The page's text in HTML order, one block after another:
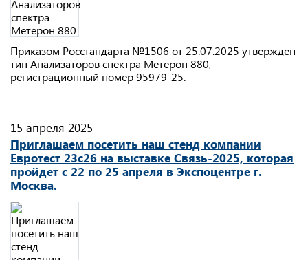
Приказом Росстандарта №1506 от 25.07.2025 утвержден
тип Анализаторов спектра Метерон 880,
регистрационный номер 95979-25.
15 апреля 2025
Приглашаем посетить наш стенд компании
Евротест 23с26 на выставке Связь-2025, которая
пройдет с 22 по 25 апреля в Экспоцентре г.
Москва.